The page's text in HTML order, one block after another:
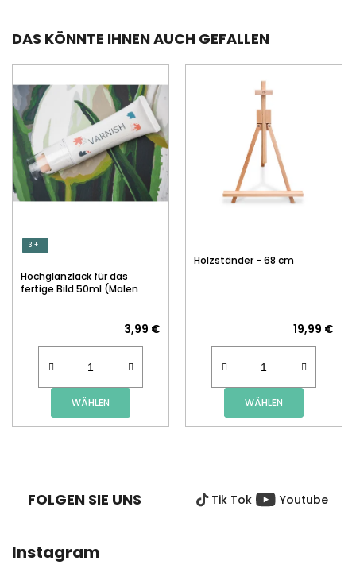
DAS KÖNNTE IHNEN AUCH GEFALLEN
3 + 1
Hochglanzlack für das
fertige Bild 50ml (Malen
3,99 €
WÄHLEN
Holzständer - 68 cm
19,99 €
WÄHLEN
FOLGEN SIE UNS Tik Tok Youtube
Instagram